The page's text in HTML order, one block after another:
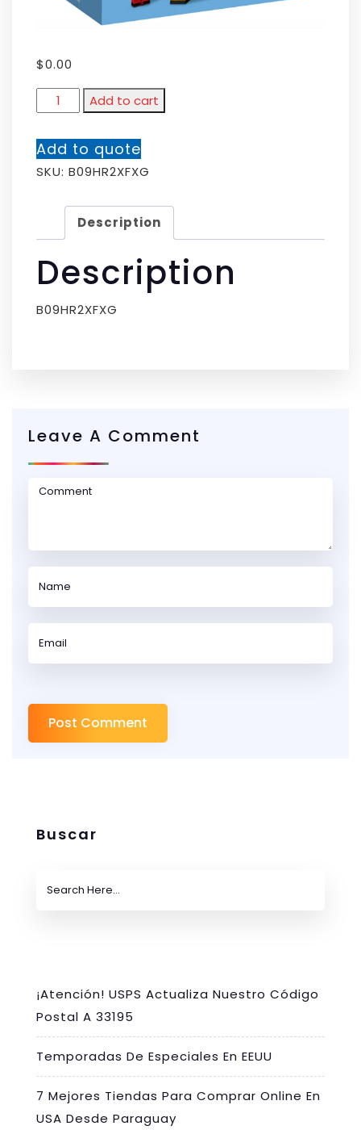
$0.00
Add to cart
Add to quote
SKU: B09HR2XFXG
Description
Description
B09HR2XFXG
Leave A Comment
Buscar
¡Atención! USPS Actualiza Nuestro Código
Postal A 33195
Temporadas De Especiales En EEUU
7 Mejores Tiendas Para Comprar Online En
USA Desde Paraguay